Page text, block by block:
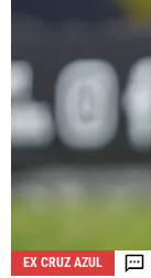
EX CRUZ AZUL